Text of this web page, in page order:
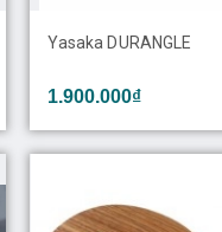
Yasaka DURANGLE
1.900.000₫